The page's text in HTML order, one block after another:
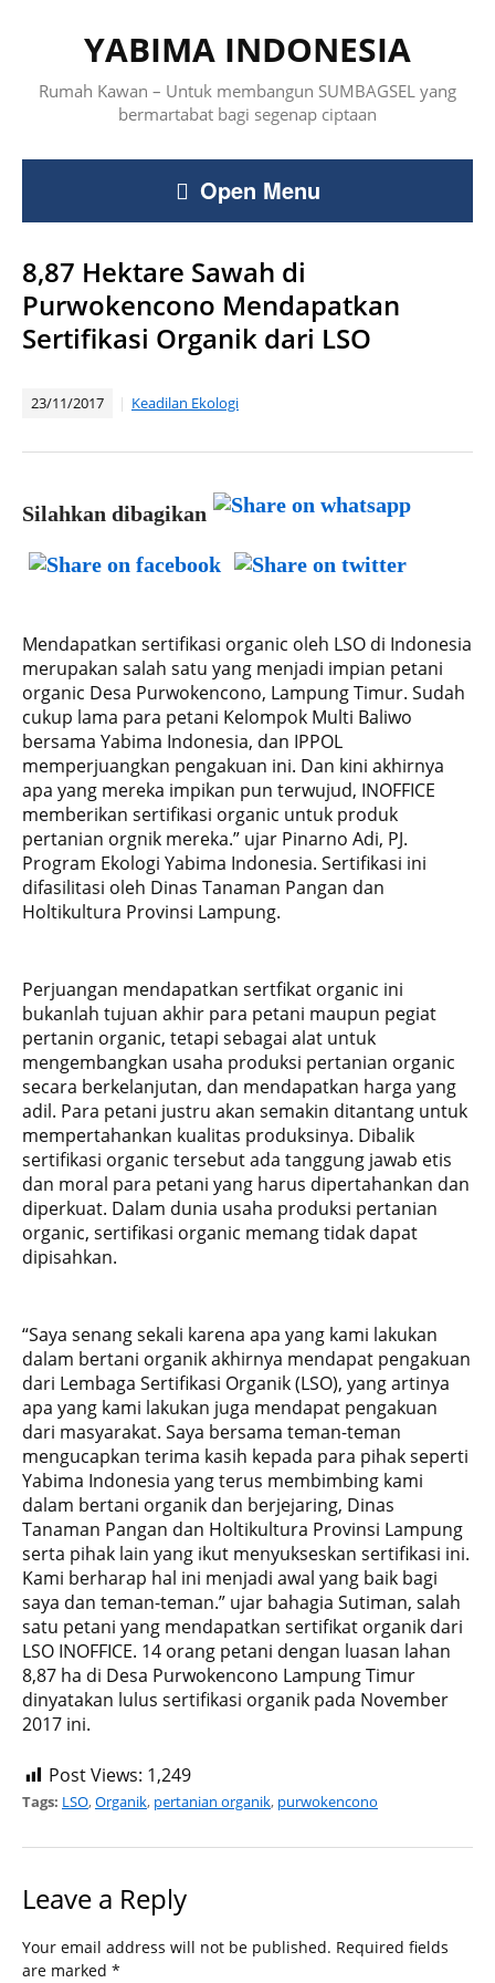
YABIMA INDONESIA
Rumah Kawan – Untuk membangun SUMBAGSEL yang
bermartabat bagi segenap ciptaan
Open Menu
8,87 Hektare Sawah di
Purwokencono Mendapatkan
Sertifikasi Organik dari LSO
23/11/2017 Keadilan Ekologi
Silahkan dibagikan
Mendapatkan sertifikasi organic oleh LSO di Indonesia
merupakan salah satu yang menjadi impian petani
organic Desa Purwokencono, Lampung Timur. Sudah
cukup lama para petani Kelompok Multi Baliwo
bersama Yabima Indonesia, dan IPPOL
memperjuangkan pengakuan ini. Dan kini akhirnya
apa yang mereka impikan pun terwujud, INOFFICE
memberikan sertifikasi organic untuk produk
pertanian orgnik mereka.” ujar Pinarno Adi, PJ.
Program Ekologi Yabima Indonesia. Sertifikasi ini
difasilitasi oleh Dinas Tanaman Pangan dan
Holtikultura Provinsi Lampung.
Perjuangan mendapatkan sertfikat organic ini
bukanlah tujuan akhir para petani maupun pegiat
pertanin organic, tetapi sebagai alat untuk
mengembangkan usaha produksi pertanian organic
secara berkelanjutan, dan mendapatkan harga yang
adil. Para petani justru akan semakin ditantang untuk
mempertahankan kualitas produksinya. Dibalik
sertifikasi organic tersebut ada tanggung jawab etis
dan moral para petani yang harus dipertahankan dan
diperkuat. Dalam dunia usaha produksi pertanian
organic, sertifikasi organic memang tidak dapat
dipisahkan.
“Saya senang sekali karena apa yang kami lakukan
dalam bertani organik akhirnya mendapat pengakuan
dari Lembaga Sertifikasi Organik (LSO), yang artinya
apa yang kami lakukan juga mendapat pengakuan
dari masyarakat. Saya bersama teman-teman
mengucapkan terima kasih kepada para pihak seperti
Yabima Indonesia yang terus membimbing kami
dalam bertani organik dan berjejaring, Dinas
Tanaman Pangan dan Holtikultura Provinsi Lampung
serta pihak lain yang ikut menyukseskan sertifikasi ini.
Kami berharap hal ini menjadi awal yang baik bagi
saya dan teman-teman.” ujar bahagia Sutiman, salah
satu petani yang mendapatkan sertifikat organik dari
LSO INOFFICE. 14 orang petani dengan luasan lahan
8,87 ha di Desa Purwokencono Lampung Timur
dinyatakan lulus sertifikasi organik pada November
2017 ini.
Post Views: 1,249
Tags: LSO,Organik, pertanian organik, purwokencono
Leave a Reply
Your email address will not be published. Required fields
are marked *